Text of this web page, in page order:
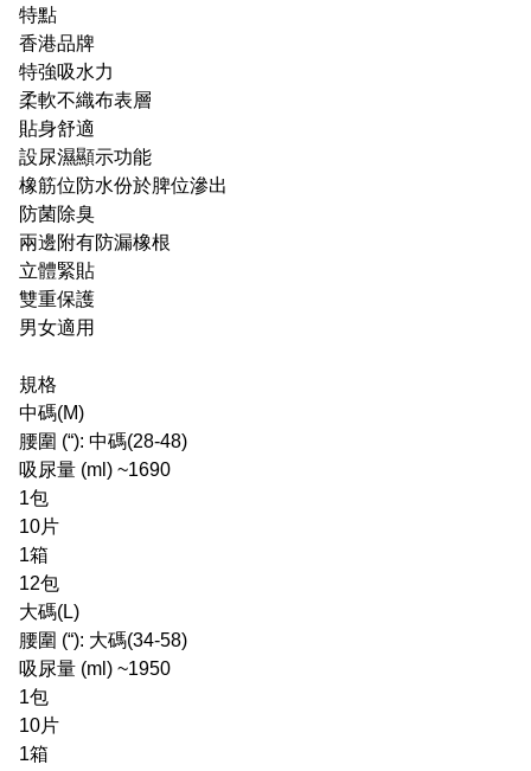
特點
香港品牌
特強吸水力
柔軟不織布表層
貼身舒適
設尿濕顯示功能
橡筋位防水份於脾位滲出
防菌除臭
兩邊附有防漏橡根
立體緊貼
雙重保護
男女適用
規格
中碼(M)
腰圍 (“): 中碼(28-48)
吸尿量 (ml) ~1690
1包
10片
1箱
12包
大碼(L)
腰圍 (“): 大碼(34-58)
吸尿量 (ml) ~1950
1包
10片
1箱